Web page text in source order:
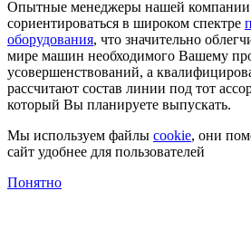
Опытные менеджеры нашей компании
сориентироваться в широком спектре
оборудования, что значительно
мире машин необходимого Вашему
усовершенствований, а
рассчитают состав линии под тот
который Вы планируете выпускать.
Мы используем файлы cookie, они
сайт удобнее для пользователей
Понятно